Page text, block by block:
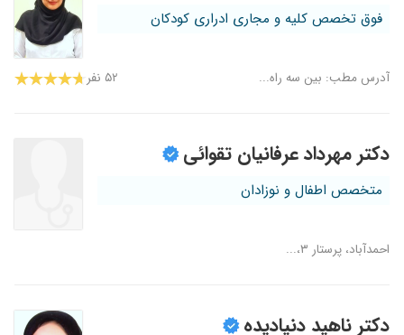
فوق تخصص کلیه و مجاری ادراری کودکان
آدرس مطب: بین سه راه... ۵۲ نفر
دکتر مهرداد عرفانیان تقوائی
متخصص اطفال و نوزادان
احمدآباد، پرستار ۳،...
دکتر ناهید دنیادیده